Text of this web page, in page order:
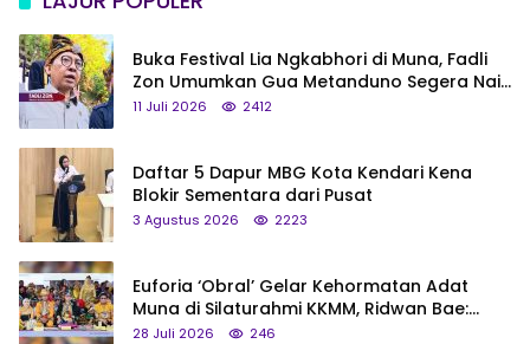
Buka Festival Lia Ngkabhori di Muna, Fadli
Zon Umumkan Gua Metanduno Segera Naik
Status Jadi Cagar Budaya Nasional
11 Juli 2026 2412
Daftar 5 Dapur MBG Kota Kendari Kena
Blokir Sementara dari Pusat
3 Agustus 2026 2223
Euforia ‘Obral’ Gelar Kehormatan Adat
Muna di Silaturahmi KKMM, Ridwan Bae:
Saya Bukan Tipe Begitu, Belum Pantas!
28 Juli 2026 246